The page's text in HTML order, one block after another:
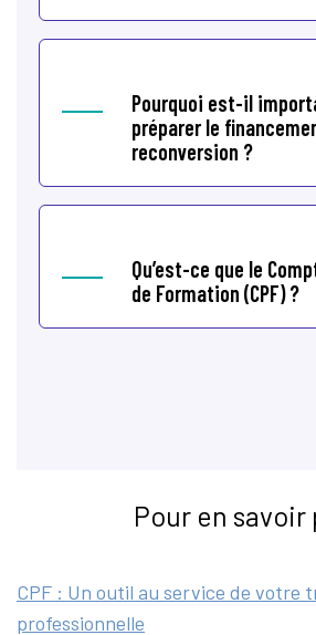
Pourquoi est-il
préparer le
reconversion ?
Qu’est-ce que le
de Formation (CPF) ?
Pour en savoir
CPF : Un outil au service de votre
professionnelle